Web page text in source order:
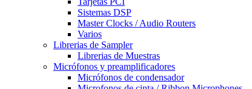
Sistemas DSP
Master Clocks / Audio Routers
Varios
Librerias de Sampler
Librerias de Muestras
Micrófonos y preamplificadores
Micrófonos de condensador